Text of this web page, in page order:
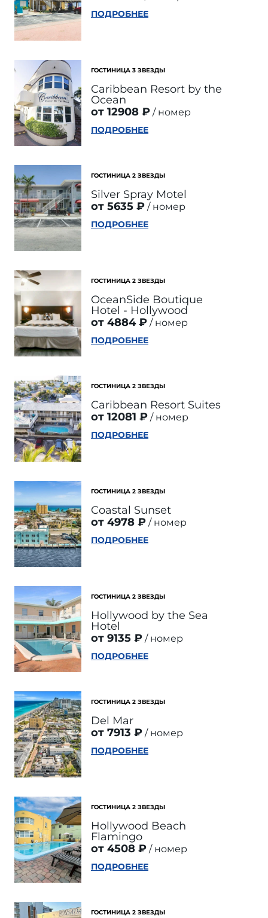
ПОДРОБНЕЕ
ГОСТИНИЦА 3 ЗВЕЗДЫ
Caribbean Resort by the
Ocean
от 12908 ₽
номер
ПОДРОБНЕЕ
ГОСТИНИЦА 2 ЗВЕЗДЫ
Silver Spray Motel
от 5635 ₽
номер
ПОДРОБНЕЕ
ГОСТИНИЦА 2 ЗВЕЗДЫ
OceanSide Boutique
Hotel - Hollywood
от 4884 ₽
номер
ПОДРОБНЕЕ
ГОСТИНИЦА 2 ЗВЕЗДЫ
Caribbean Resort Suites
от 12081 ₽
номер
ПОДРОБНЕЕ
ГОСТИНИЦА 2 ЗВЕЗДЫ
Coastal Sunset
от 4978 ₽
номер
ПОДРОБНЕЕ
ГОСТИНИЦА 2 ЗВЕЗДЫ
Hollywood by the Sea
Hotel
от 9135 ₽
номер
ПОДРОБНЕЕ
ГОСТИНИЦА 2 ЗВЕЗДЫ
Del Mar
от 7913 ₽
номер
ПОДРОБНЕЕ
ГОСТИНИЦА 2 ЗВЕЗДЫ
Hollywood Beach
Flamingo
от 4508 ₽
номер
ПОДРОБНЕЕ
ГОСТИНИЦА 2 ЗВЕЗДЫ